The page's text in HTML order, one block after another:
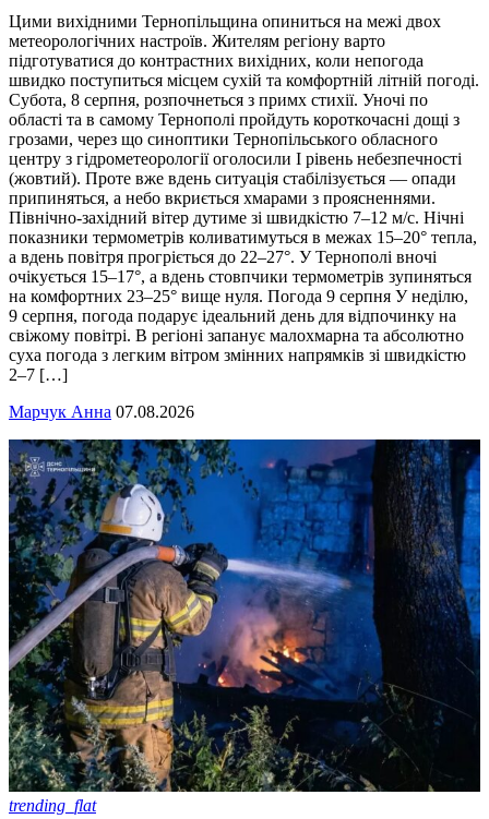
Цими вихідними Тернопільщина опиниться на межі двох
метеорологічних настроїв. Жителям регіону варто
підготуватися до контрастних вихідних, коли непогода
швидко поступиться місцем сухій та комфортній літній погоді.
Субота, 8 серпня, розпочнеться з примх стихії. Уночі по
області та в самому Тернополі пройдуть короткочасні дощі з
грозами, через що синоптики Тернопільського обласного
центру з гідрометеорології оголосили І рівень небезпечності
(жовтий). Проте вже вдень ситуація стабілізується — опади
припиняться, а небо вкриється хмарами з проясненнями.
Північно-західний вітер дутиме зі швидкістю 7–12 м/с. Нічні
показники термометрів коливатимуться в межах 15–20° тепла,
а вдень повітря прогріється до 22–27°. У Тернополі вночі
очікується 15–17°, а вдень стовпчики термометрів зупиняться
на комфортних 23–25° вище нуля. Погода 9 серпня У неділю,
9 серпня, погода подарує ідеальний день для відпочинку на
свіжому повітрі. В регіоні запанує малохмарна та абсолютно
суха погода з легким вітром змінних напрямків зі швидкістю
2–7 […]
Марчук Анна 07.08.2026
trending_flat